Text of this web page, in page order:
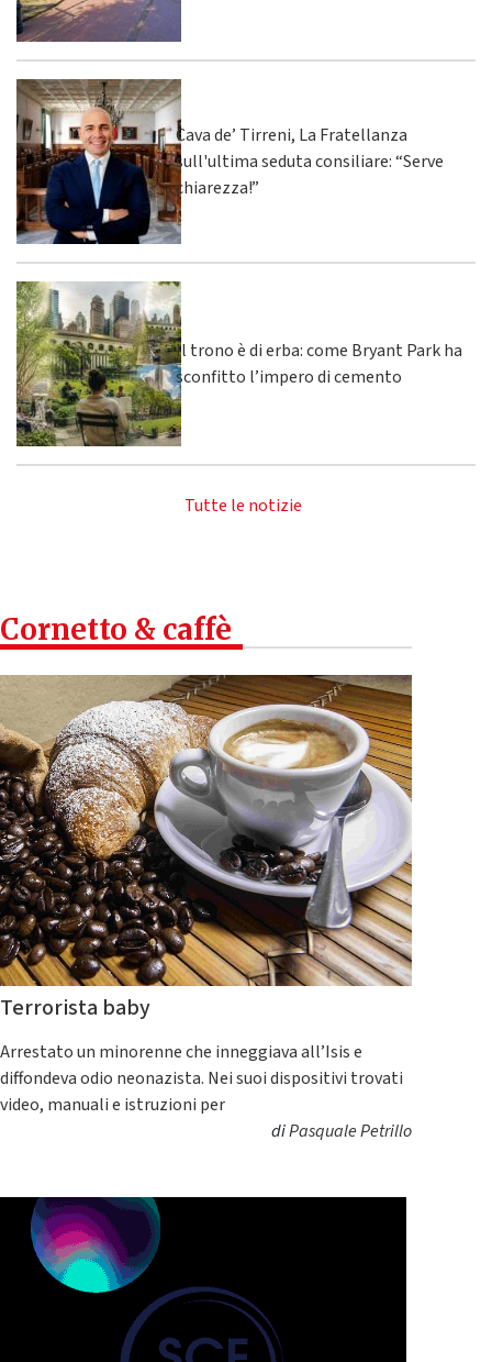
Cava de’ Tirreni, La Fratellanza
sull'ultima seduta consiliare: “Serve
chiarezza!”
Il trono è di erba: come Bryant Park ha
sconfitto l’impero di cemento
Tutte le notizie
Cornetto & caffè
Terrorista baby
Arrestato un minorenne che inneggiava all’Isis e
diffondeva odio neonazista. Nei suoi dispositivi trovati
video, manuali e istruzioni per
diPasquale Petrillo